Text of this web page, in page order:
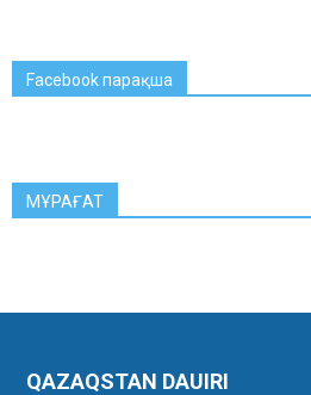
Facebook парақша
МҰРАҒАТ
QAZAQSTAN DAUIRI